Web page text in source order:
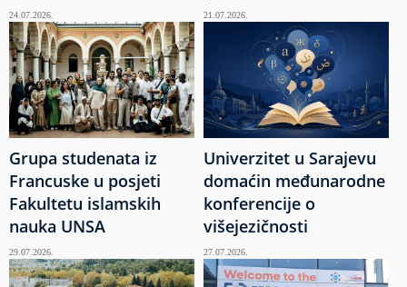
24.07.2026. 21.07.2026.
Grupa studenata iz
Francuske u posjeti
Fakultetu islamskih
nauka UNSA
29.07.2026.
Univerzitet u Sarajevu
domaćin međunarodne
konferencije o
višejezičnosti
27.07.2026.